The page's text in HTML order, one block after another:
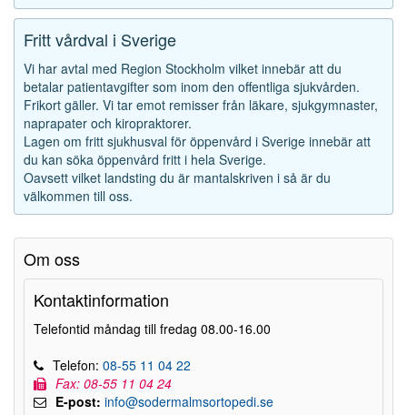
Fritt vårdval i Sverige
Vi har avtal med Region Stockholm vilket innebär att du
betalar patientavgifter som inom den offentliga sjukvården.
Frikort gäller. Vi tar emot remisser från läkare, sjukgymnaster,
naprapater och kiropraktorer.
Lagen om fritt sjukhusval för öppenvård i Sverige innebär att
du kan söka öppenvård fritt i hela Sverige.
Oavsett vilket landsting du är mantalskriven i så är du
välkommen till oss.
Om oss
Kontaktinformation
Telefontid måndag till fredag 08.00-16.00
Telefon: 08-55 11 04 22
Fax: 08-55 11 04 24
E-post: info@sodermalmsortopedi.se